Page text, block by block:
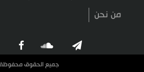
آخر مستجدات الإبادة الجماعية في غزة
"حماس": نتمسك بالاتفاق مع الوسطاء
الشيخ صبري يحذر من حزام استيطاني يعزل
من نحن
جميع الحقوق محفوظة